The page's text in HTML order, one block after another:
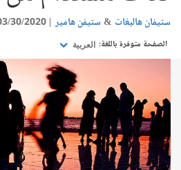
ستيفان هاليغات ستيفن هامير 30/2020
الصفحة متوفرة باللغة: العربية